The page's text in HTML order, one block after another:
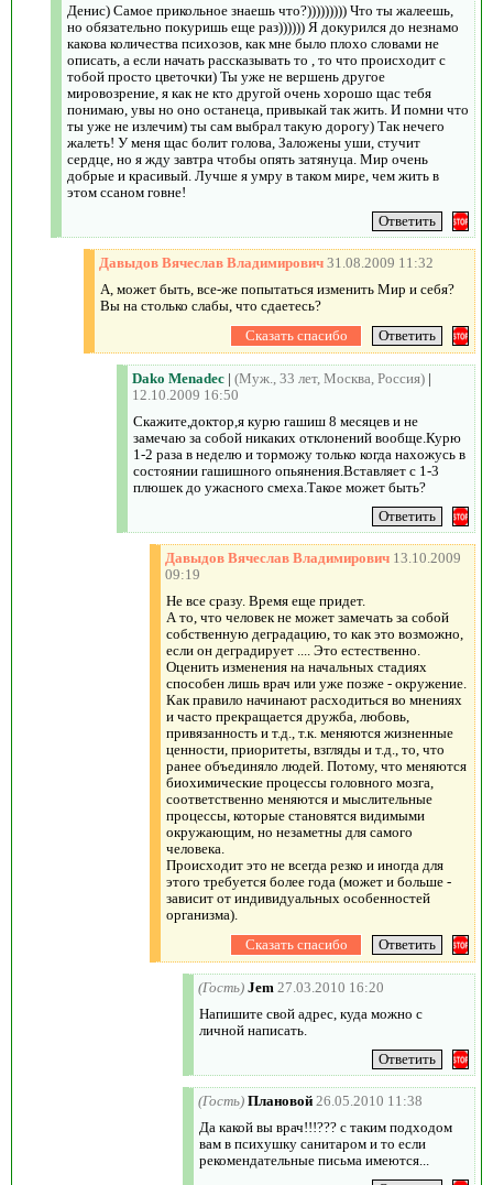
Денис) Самое прикольное знаешь что?))))))))) Что ты жалеешь,
но обязательно покуришь еще раз)))))) Я докурился до незнамо
какова количества психозов, как мне было плохо словами не
описать, а если начать рассказывать то , то что происходит с
тобой просто цветочки) Ты уже не вершень другое
мировозрение, я как не кто другой очень хорошо щас тебя
понимаю, увы но оно останеца, привыкай так жить. И помни что
ты уже не излечим) ты сам выбрал такую дорогу) Так нечего
жалеть! У меня щас болит голова, Заложены уши, стучит
сердце, но я жду завтра чтобы опять затянуца. Мир очень
добрые и красивый. Лучше я умру в таком мире, чем жить в
этом ссаном говне!
Давыдов Вячеслав Владимирович 31.08.2009 11:32
А, может быть, все-же попытаться изменить Мир и себя?
Вы на столько слабы, что сдаетесь?
Dako Menadec | (Муж., 33 лет, Москва, Россия) |
12.10.2009 16:50
Скажите,доктор,я курю гашиш 8 месяцев и не
замечаю за собой никаких отклонений вообще.Курю
1-2 раза в неделю и торможу только когда нахожусь в
состоянии гашишного опьянения.Вставляет с 1-3
плюшек до ужасного смеха.Такое может быть?
Давыдов Вячеслав Владимирович 13.10.2009
09:19
Не все сразу. Время еще придет.
А то, что человек не может замечать за собой
собственную деградацию, то как это возможно,
если он деградирует .... Это естественно.
Оценить изменения на начальных стадиях
способен лишь врач или уже позже - окружение.
Как правило начинают расходиться во мнениях
и часто прекращается дружба, любовь,
привязанность и т.д., т.к. меняются жизненные
ценности, приоритеты, взгляды и т.д., то, что
ранее объединяло людей. Потому, что меняются
биохимические процессы головного мозга,
соответственно меняются и мыслительные
процессы, которые становятся видимыми
окружающим, но незаметны для самого
человека.
Происходит это не всегда резко и иногда для
этого требуется более года (может и больше -
зависит от индивидуальных особенностей
организма).
(Гость) Jem 27.03.2010 16:20
Напишите свой адрес, куда можно с
личной написать.
(Гость) Плановой 26.05.2010 11:38
Да какой вы врач!!!??? с таким подходом
вам в психушку санитаром и то если
рекомендательные письма имеются...